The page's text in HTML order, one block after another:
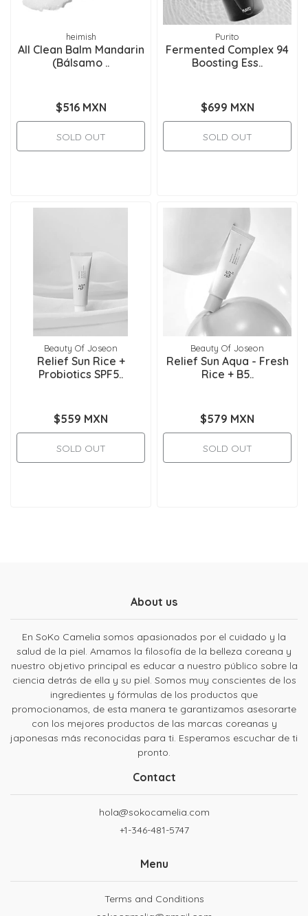
heimish
All Clean Balm Mandarin
(Bálsamo ..
$516 MXN
SOLD OUT
Purito
Fermented Complex 94
Boosting Ess..
$699 MXN
SOLD OUT
Beauty Of Joseon
Relief Sun Rice +
Probiotics SPF5..
$559 MXN
SOLD OUT
Beauty Of Joseon
Relief Sun Aqua - Fresh
Rice + B5..
$579 MXN
SOLD OUT
About us
En SoKo Camelia somos apasionados por el cuidado y la
salud de la piel. Amamos la filosofía de la belleza coreana y
nuestro objetivo principal es educar a nuestro público sobre la
ciencia detrás de ella y su piel. Somos muy conscientes de los
ingredientes y fórmulas de los productos que
promocionamos, de esta manera te garantizamos asesorarte
con los mejores productos de las marcas coreanas y
japonesas más reconocidas para ti. Esperamos escuchar de ti
pronto.
Contact
hola@sokocamelia.com
+1-346-481-5747
Menu
Terms and Conditions